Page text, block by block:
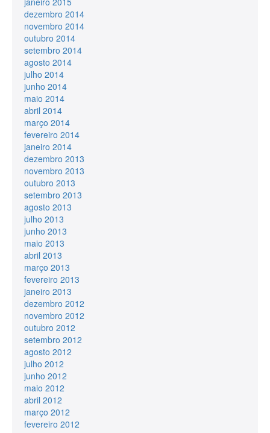
dezembro 2014
novembro 2014
outubro 2014
setembro 2014
agosto 2014
julho 2014
junho 2014
maio 2014
abril 2014
março 2014
fevereiro 2014
janeiro 2014
dezembro 2013
novembro 2013
outubro 2013
setembro 2013
agosto 2013
julho 2013
junho 2013
maio 2013
abril 2013
março 2013
fevereiro 2013
janeiro 2013
dezembro 2012
novembro 2012
outubro 2012
setembro 2012
agosto 2012
julho 2012
junho 2012
maio 2012
abril 2012
março 2012
fevereiro 2012